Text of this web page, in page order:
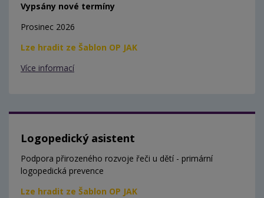
Vypsány nové termíny
Prosinec 2026
Lze hradit ze Šablon OP JAK
Více informací
Logopedický asistent
Podpora přirozeného rozvoje řeči u dětí - primární
logopedická prevence
Lze hradit ze Šablon OP JAK